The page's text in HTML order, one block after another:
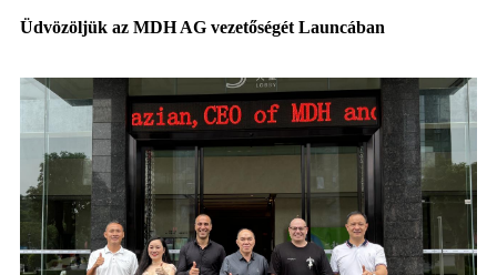
Üdvözöljük az MDH AG vezetőségét Launcában